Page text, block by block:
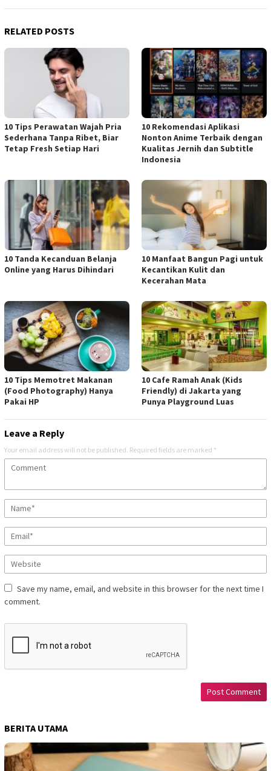
RELATED POSTS
10 Tips Perawatan Wajah Pria
Sederhana Tanpa Ribet, Biar
Tetap Fresh Setiap Hari
10 Rekomendasi Aplikasi
Nonton Anime Terbaik dengan
Kualitas Jernih dan Subtitle
Indonesia
10 Tanda Kecanduan Belanja
Online yang Harus Dihindari
10 Manfaat Bangun Pagi untuk
Kecantikan Kulit dan
Kecerahan Mata
10 Tips Memotret Makanan
(Food Photography) Hanya
Pakai HP
10 Cafe Ramah Anak (Kids
Friendly) di Jakarta yang
Punya Playground Luas
Leave a Reply
Your email address will not be published. Required fields are marked *
Save my name, email, and website in this browser for the next time I
comment.
BERITA UTAMA